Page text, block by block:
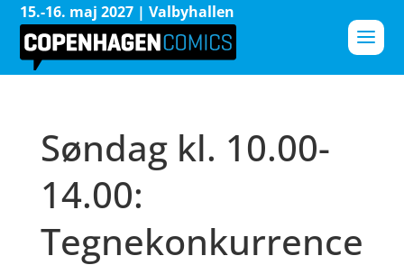
15.-16. maj 2027 | Valbyhallen
Søndag kl. 10.00-
14.00:
Tegnekonkurrence